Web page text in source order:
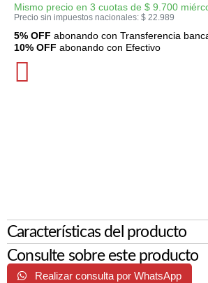
Mismo precio en 3 cuotas de $ 9.700
Precio sin impuestos nacionales: $ 22.989
5% OFF abonando con Transferencia
10% OFF abonando con Efectivo
Características del producto
Consulte sobre este producto
Realizar consulta por WhatsApp